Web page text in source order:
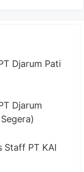
Djarum Pati
Djarum
Staff PT KAI